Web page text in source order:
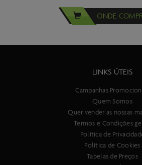
ONDE
LINKS ÚTEIS
Campanhas
Quem Somos
Quer vender as nossas
Termos e Condições
Política de
Política de Cookies
Tabelas de Preços